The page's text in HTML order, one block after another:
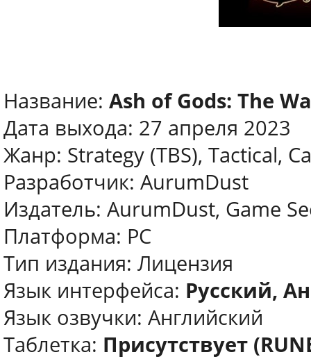
Название: Ash of Gods: The
Дата выхода: 27 апреля 2023
Жанр: Strategy (TBS), Tactical,
Разработчик: AurumDust
Издатель: AurumDust, Game
Платформа: PC
Тип издания: Лицензия
Язык интерфейса: Русский,
Язык озвучки: Английский
Таблетка: Присутствует